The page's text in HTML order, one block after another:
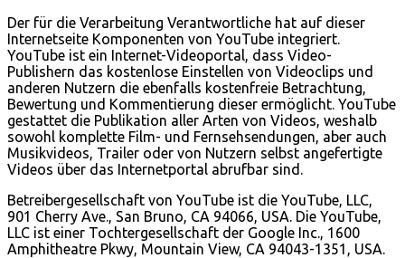
Der für die Verarbeitung Verantwortliche hat auf dieser
Internetseite Komponenten von YouTube integriert.
YouTube ist ein Internet-Videoportal, dass Video-
Publishern das kostenlose Einstellen von Videoclips und
anderen Nutzern die ebenfalls kostenfreie Betrachtung,
Bewertung und Kommentierung dieser ermöglicht. YouTube
gestattet die Publikation aller Arten von Videos, weshalb
sowohl komplette Film- und Fernsehsendungen, aber auch
Musikvideos, Trailer oder von Nutzern selbst angefertigte
Videos über das Internetportal abrufbar sind.
Betreibergesellschaft von YouTube ist die YouTube, LLC,
901 Cherry Ave., San Bruno, CA 94066, USA. Die YouTube,
LLC ist einer Tochtergesellschaft der Google Inc., 1600
Amphitheatre Pkwy, Mountain View, CA 94043-1351, USA.